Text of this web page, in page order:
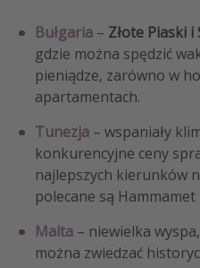
Bułgaria – Złote Piaski i
gdzie można spędzić
pieniądze, zarówno w
apartamentach.
Tunezja – wspaniały
konkurencyjne ceny
najlepszych kierunków
polecane są Hammamet
Malta – niewielka
można zwiedzać